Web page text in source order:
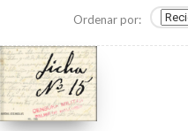
Ordenar por: